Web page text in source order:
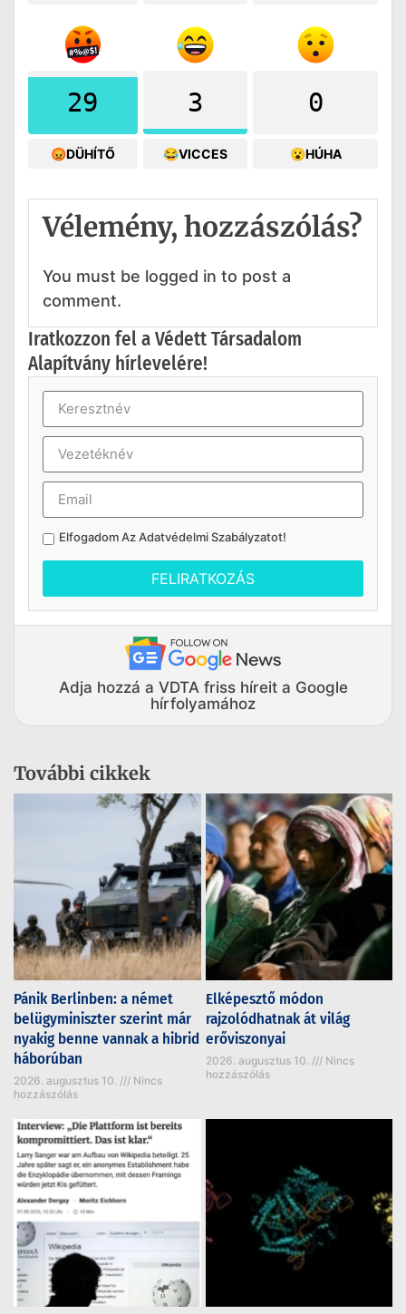
29
😡DÜHÍTŐ
3
😂VICCES
0
😮HÚHA
Vélemény, hozzászólás?
You must be logged in to post a
comment.
Iratkozzon fel a Védett Társadalom
Alapítvány hírlevelére!
Elfogadom AzAdatvédelmi Szabályzatot!
FELIRATKOZÁS
Adja hozzá a VDTA friss híreit a Google
hírfolyamához
További cikkek
Pánik Berlinben: a német
belügyminiszter szerint már
nyakig benne vannak a hibrid
háborúban
2026. augusztus 10.
Nincs
hozzászólás
Elképesztő módon
rajzolódhatnak át világ
erőviszonyai
2026. augusztus 10.
Nincs
hozzászólás